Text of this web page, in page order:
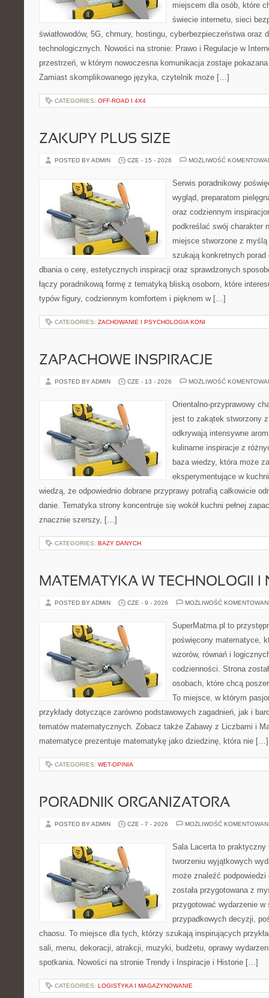
miejscem dla osób, które
świecie internetu, sieci
światłowodów, 5G, chmury, hostingu, cyberbezpieczeństwa oraz
technologicznych. Nowości na stronie: Prawo i Regulacje w
przestrzeń, w którym nowoczesna komunikacja zostaje
Zamiast skomplikowanego języka, czytelnik może […]
CATEGORIES: OFF-ROAD I 4X4
ZAKUPY PLUS SIZE
POSTED BY ADMIN CZE - 15 - 2026 MOŻLIWOŚĆ
Serwis poradnikowy
wygląd, preparatom
oraz codziennym
podkreślać swój charakter
miejsce stworzone z
szukają konkretnych
dbania o cerę, estetycznych inspiracji oraz sprawdzonych
łączy poradnikową formę z tematyką bliską osobom, które
typów figury, codziennym komfortem i pięknem w […]
CATEGORIES: ZACHOWANIE I PSYCHOLOGIA KONI
ZAPACHOWE INSPIRACJE
POSTED BY ADMIN CZE - 13 - 2026 MOŻLIWOŚĆ
Orientalno-przyprawowy
jest to zakątek stworzony
odkrywają intensywne
kulinarne inspiracje z
baza wiedzy, która może
eksperymentujące w
wiedzą, że odpowiednio dobrane przyprawy potrafią całkowicie
danie. Tematyka strony koncentruje się wokół kuchni pełnej
znacznie szerszy, […]
CATEGORIES: BAZY DANYCH
MATEMATYKA W TECHNOLOGII I
POSTED BY ADMIN CZE - 9 - 2026 MOŻLIWOŚĆ
SuperMatma.pl to
poświęcony matematyce,
wzorów, równań i
codzienności. Strona
osobach, które chcą
To miejsce, w którym
przykłady dotyczące zarówno podstawowych zagadnień, jak i
tematów matematycznych. Zobacz także Zabawy z Liczbami i
matematyce prezentuje matematykę jako dziedzinę, która nie […]
CATEGORIES: WET-OPINIA
PORADNIK ORGANIZATORA
POSTED BY ADMIN CZE - 7 - 2026 MOŻLIWOŚĆ
Sala Lacerta to praktyczny
tworzeniu wyjątkowych
może znaleźć
została przygotowana z
przygotować wydarzenie
przypadkowych decyzji,
chaosu. To miejsce dla tych, którzy szukają inspirujących
sali, menu, dekoracji, atrakcji, muzyki, budżetu, oprawy
spotkania. Nowości na stronie Trendy i Inspiracje i Historie […]
CATEGORIES: LOGISTYKA I MAGAZYNOWANIE